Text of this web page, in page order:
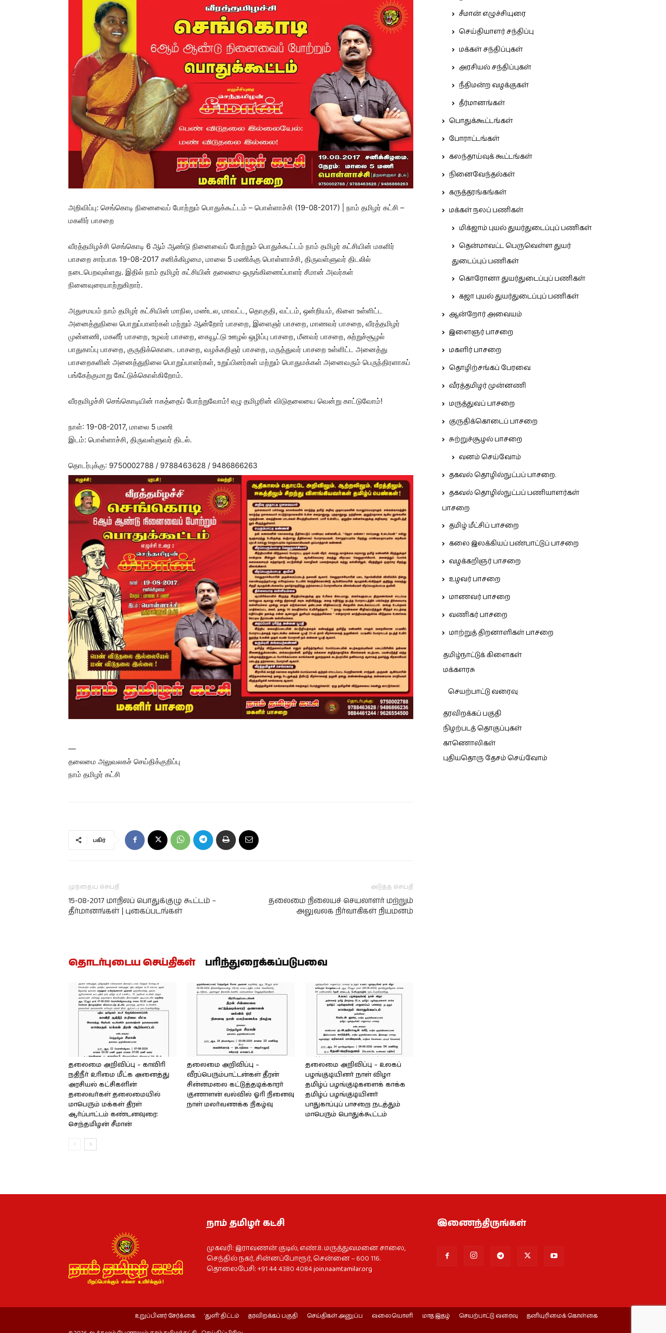
அறிவிப்பு: செங்கொடி நினைவைப் போற்றும் பொதுக்கூட்டம் – பொள்ளாச்சி (19-08-2017) | நாம் தமிழர் கட்சி –
மகளிர் பாசறை
வீரத்தமிழச்சி செங்கொடி 6 ஆம் ஆண்டு நினைவைப் போற்றும் பொதுக்கூட்டம் நாம் தமிழர் கட்சியின் மகளிர்
பாசறை சார்பாக 19-08-2017 சனிக்கிழமை, மாலை 5 மணிக்கு பொள்ளாச்சி, திருவள்ளுவர் திடலில்
நடைபெறவுள்ளது. இதில் நாம் தமிழர் கட்சியின் தலைமை ஒருங்கிணைப்பாளர் சீமான் அவர்கள்
நினைவுரையாற்றுகிறார்.
அதுசமயம் நாம் தமிழர் கட்சியின் மாநில, மண்டல, மாவட்ட, தொகுதி, வட்டம், ஒன்றியம், கிளை உள்ளிட்ட
அனைத்துநிலை பொறுப்பாளர்கள் மற்றும் ஆன்றோர் பாசறை, இளைஞர் பாசறை, மாணவர் பாசறை, வீரத்தமிழர்
முன்னணி, மகளீர் பாசறை, உழவர் பாசறை, கையூட்டு ஊழல் ஒழிப்பு பாசறை, மீனவர் பாசறை, சுற்றுச்சூழல்
பாதுகாப்பு பாசறை, குருதிக்கொடை பாசறை, வழக்கறிஞர் பாசறை, மருத்துவர் பாசறை உள்ளிட்ட அனைத்து
பாசறைகளின் அனைத்துநிலை பொறுப்பாளர்கள், உறுப்பினர்கள் மற்றும் பொதுமக்கள் அனைவரும் பெருந்திரளாகப்
பங்கேற்குமாறு கேட்டுக்கொள்கிறோம்.
வீரதமிழச்சி செங்கொடியின் ஈகத்தைப் போற்றுவோம்! ஏழு தமிழரின் விடுதலையை வென்று காட்டுவோம்!
நாள்: 19-08-2017, மாலை 5 மணி
இடம்: பொள்ளாச்சி, திருவள்ளுவர் திடல்.
தொடர்புக்கு: 9750002788 / 9788463628 / 9486866263
—
தலைமை அலுவலகச் செய்திக்குறிப்பு
நாம் தமிழர் கட்சி
பகிர்
முந்தைய செய்தி
15-08-2017 மாநிலப் பொதுக்குழு கூட்டம் –
தீர்மானங்கள் | புகைப்படங்கள்
அடுத்த செய்தி
தலைமை நிலையச் செயலாளர் மற்றும்
அலுவலக நிர்வாகிகள் நியமனம்
தொடர்புடைய செய்திகள் பரிந்துரைக்கப்படுபவை
தலைமை அறிவிப்பு – காவிரி
நதிநீர் உரிமை மீட்க அனைத்து
அரசியல் கட்சிகளின்
தலைவர்கள் தலைமையில்
மாபெரும் மக்கள் திரள்
ஆர்ப்பாட்டம் கண்டனவுரை:
செந்தமிழன் சீமான்
தலைமை அறிவிப்பு –
வீரப்பெரும்பாட்டன்கள் தீரன்
சின்னமலை கட்டுத்தடிக்காரர்
குணாளன் வல்வில் ஓரி நினைவு
நாள் மலர்வணக்க நிகழ்வு
தலைமை அறிவிப்பு – உலகப்
பழங்குடியினர் நாள் விழா
தமிழ்ப் பழங்குடிகளைக் காக்க
தமிழ்ப் பழங்குடியினர்
பாதுகாப்புப் பாசறை நடத்தும்
மாபெரும் பொதுக்கூட்டம்
சீமான் எழுச்சியுரை
செய்தியாளர் சந்திப்பு
மக்கள் சந்திப்புகள்
அரசியல் சந்திப்புகள்
நீதிமன்ற வழக்குகள்
தீர்மானங்கள்
பொதுக்கூட்டங்கள்
போராட்டங்கள்
கலந்தாய்வுக் கூட்டங்கள்
நினைவேந்தல்கள்
கருத்தரங்கங்கள்
மக்கள் நலப் பணிகள்
மிக்ஜாம் புயல் துயர்துடைப்புப் பணிகள்
தென்மாவட்ட பெருவெள்ள துயர்
துடைப்புப் பணிகள்
கொரோனா துயர்துடைப்புப் பணிகள்
கஜா புயல் துயர்துடைப்புப் பணிகள்
ஆன்றோர் அவையம்
இளைஞர் பாசறை
மகளிர் பாசறை
தொழிற்சங்கப் பேரவை
வீரத்தமிழர் முன்னணி
மருத்துவப் பாசறை
குருதிக்கொடைப் பாசறை
சுற்றுச்சூழல் பாசறை
வனம் செய்வோம்
தகவல் தொழில்நுட்பப் பாசறை.
தகவல் தொழில்நுட்பப் பணியாளர்கள்
பாசறை
தமிழ் மீட்சிப் பாசறை
கலை இலக்கியப் பண்பாட்டுப் பாசறை
வழக்கறிஞர் பாசறை
உழவர் பாசறை
மாணவர் பாசறை
வணிகர் பாசறை
மாற்றுத் திறனாளிகள் பாசறை
தமிழ்நாட்டுக் கிளைகள்
மக்களரசு
செயற்பாட்டு வரைவு
தரவிறக்கப் பகுதி
நிழற்படத் தொகுப்புகள்
காணொலிகள்
புதியதொரு தேசம் செய்வோம்
நாம் தமிழர் கட்சி
முகவரி: இராவணன் குடில், எண்.8. மருத்துவமனை சாலை,
செந்தில் நகர், சின்னப்போரூர், சென்னை – 600 116.
தொலைபேசி: +91 44 4380 4084join.naamtamilar.org
இணைந்திருங்கள்
உறுப்பினர் சேர்க்கை ‘துளி’ திட்டம் தரவிறக்கப் பகுதி செய்திகள் அனுப்ப வலையொளி மாத இதழ் செயற்பாட்டு வரைவு
தனியுரிமைக் கொள்கை